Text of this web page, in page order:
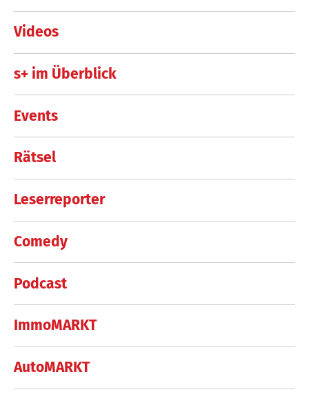
Videos
s+ im Überblick
Events
Rätsel
Leserreporter
Comedy
Podcast
ImmoMARKT
AutoMARKT